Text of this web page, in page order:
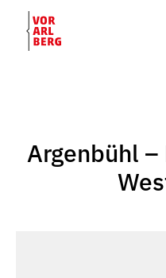
Argenbühl